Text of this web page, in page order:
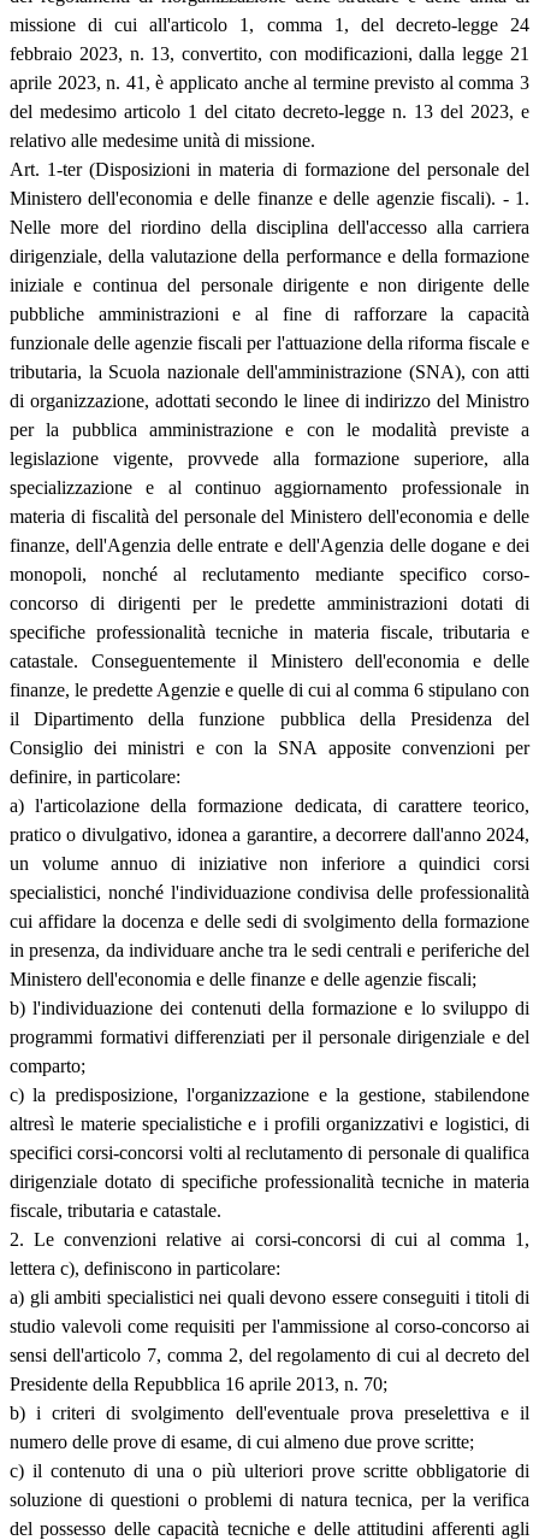
missione di cui all'articolo 1, comma 1, del decreto-legge 24
febbraio 2023, n. 13, convertito, con modificazioni, dalla legge 21
aprile 2023, n. 41, è applicato anche al termine previsto al comma 3
del medesimo articolo 1 del citato decreto-legge n. 13 del 2023, e
relativo alle medesime unità di missione.
Art. 1-ter (Disposizioni in materia di formazione del personale del
Ministero dell'economia e delle finanze e delle agenzie fiscali). - 1.
Nelle more del riordino della disciplina dell'accesso alla carriera
dirigenziale, della valutazione della performance e della formazione
iniziale e continua del personale dirigente e non dirigente delle
pubbliche amministrazioni e al fine di rafforzare la capacità
funzionale delle agenzie fiscali per l'attuazione della riforma fiscale e
tributaria, la Scuola nazionale dell'amministrazione (SNA), con atti
di organizzazione, adottati secondo le linee di indirizzo del Ministro
per la pubblica amministrazione e con le modalità previste a
legislazione vigente, provvede alla formazione superiore, alla
specializzazione e al continuo aggiornamento professionale in
materia di fiscalità del personale del Ministero dell'economia e delle
finanze, dell'Agenzia delle entrate e dell'Agenzia delle dogane e dei
monopoli, nonché al reclutamento mediante specifico corso-
concorso di dirigenti per le predette amministrazioni dotati di
specifiche professionalità tecniche in materia fiscale, tributaria e
catastale. Conseguentemente il Ministero dell'economia e delle
finanze, le predette Agenzie e quelle di cui al comma 6 stipulano con
il Dipartimento della funzione pubblica della Presidenza del
Consiglio dei ministri e con la SNA apposite convenzioni per
definire, in particolare:
a) l'articolazione della formazione dedicata, di carattere teorico,
pratico o divulgativo, idonea a garantire, a decorrere dall'anno 2024,
un volume annuo di iniziative non inferiore a quindici corsi
specialistici, nonché l'individuazione condivisa delle professionalità
cui affidare la docenza e delle sedi di svolgimento della formazione
in presenza, da individuare anche tra le sedi centrali e periferiche del
Ministero dell'economia e delle finanze e delle agenzie fiscali;
b) l'individuazione dei contenuti della formazione e lo sviluppo di
programmi formativi differenziati per il personale dirigenziale e del
comparto;
c) la predisposizione, l'organizzazione e la gestione, stabilendone
altresì le materie specialistiche e i profili organizzativi e logistici, di
specifici corsi-concorsi volti al reclutamento di personale di qualifica
dirigenziale dotato di specifiche professionalità tecniche in materia
fiscale, tributaria e catastale.
2. Le convenzioni relative ai corsi-concorsi di cui al comma 1,
lettera c), definiscono in particolare:
a) gli ambiti specialistici nei quali devono essere conseguiti i titoli di
studio valevoli come requisiti per l'ammissione al corso-concorso ai
sensi dell'articolo 7, comma 2, del regolamento di cui al decreto del
Presidente della Repubblica 16 aprile 2013, n. 70;
b) i criteri di svolgimento dell'eventuale prova preselettiva e il
numero delle prove di esame, di cui almeno due prove scritte;
c) il contenuto di una o più ulteriori prove scritte obbligatorie di
soluzione di questioni o problemi di natura tecnica, per la verifica
del possesso delle capacità tecniche e delle attitudini afferenti agli